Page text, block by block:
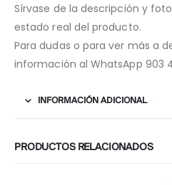
Sírvase de la descripción y
estado real del producto.
Para dudas o para ver más a
información al WhatsApp 903
INFORMACIÓN ADICIONAL
PRODUCTOS RELACIONADOS